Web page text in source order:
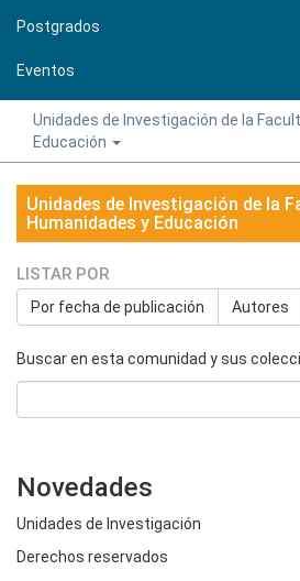
Postgrados
Eventos
Unidades de Investigación de la
Educación
Unidades de Investigación de la
Humanidades y Educación
LISTAR POR
Por fecha de publicación Autores
Buscar en esta comunidad y sus
Novedades
Unidades de Investigación
Derechos reservados